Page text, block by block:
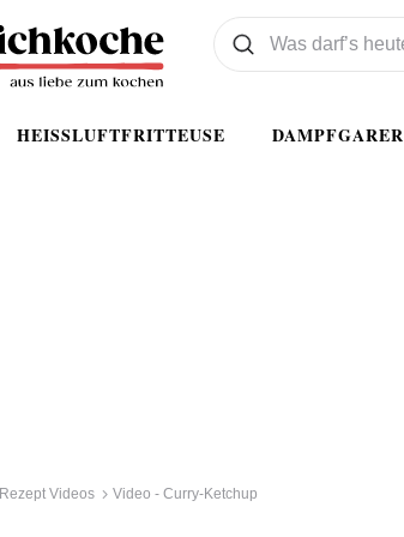
HEISSLUFTFRITTEUSE DAMPFGARER
Was wollen Sie suchen
Suchen
Rezept Videos Video - Curry-Ketchup